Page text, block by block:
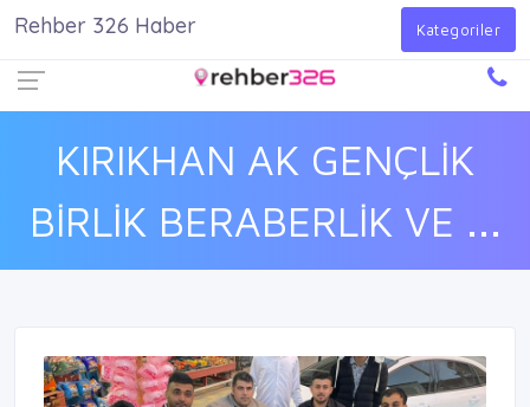
Giriş Yap
KIRIKHAN AK GENÇLİK
BİRLİK BERABERLİK VE ...
Rehber 326 Haber Kategoriler